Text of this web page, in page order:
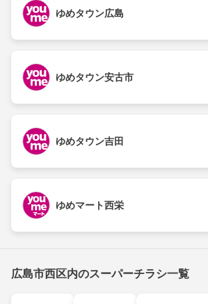
ゆめタウン広島
ゆめタウン安古市
ゆめタウン吉田
ゆめマート西栄
広島市西区内のスーパーチラシ一覧